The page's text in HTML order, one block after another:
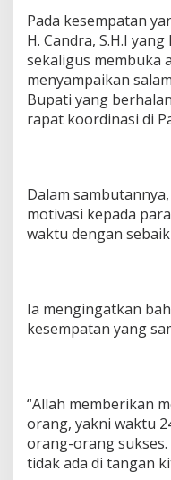
Pada kesempatan
H. Candra, S.H.I
sekaligus membuka
menyampaikan
Bupati yang
rapat koordinasi di
Dalam
motivasi kepada
waktu dengan
Ia mengingatkan
kesempatan yang
“Allah memberikan
orang, yakni waktu
orang-orang
tidak ada di tangan